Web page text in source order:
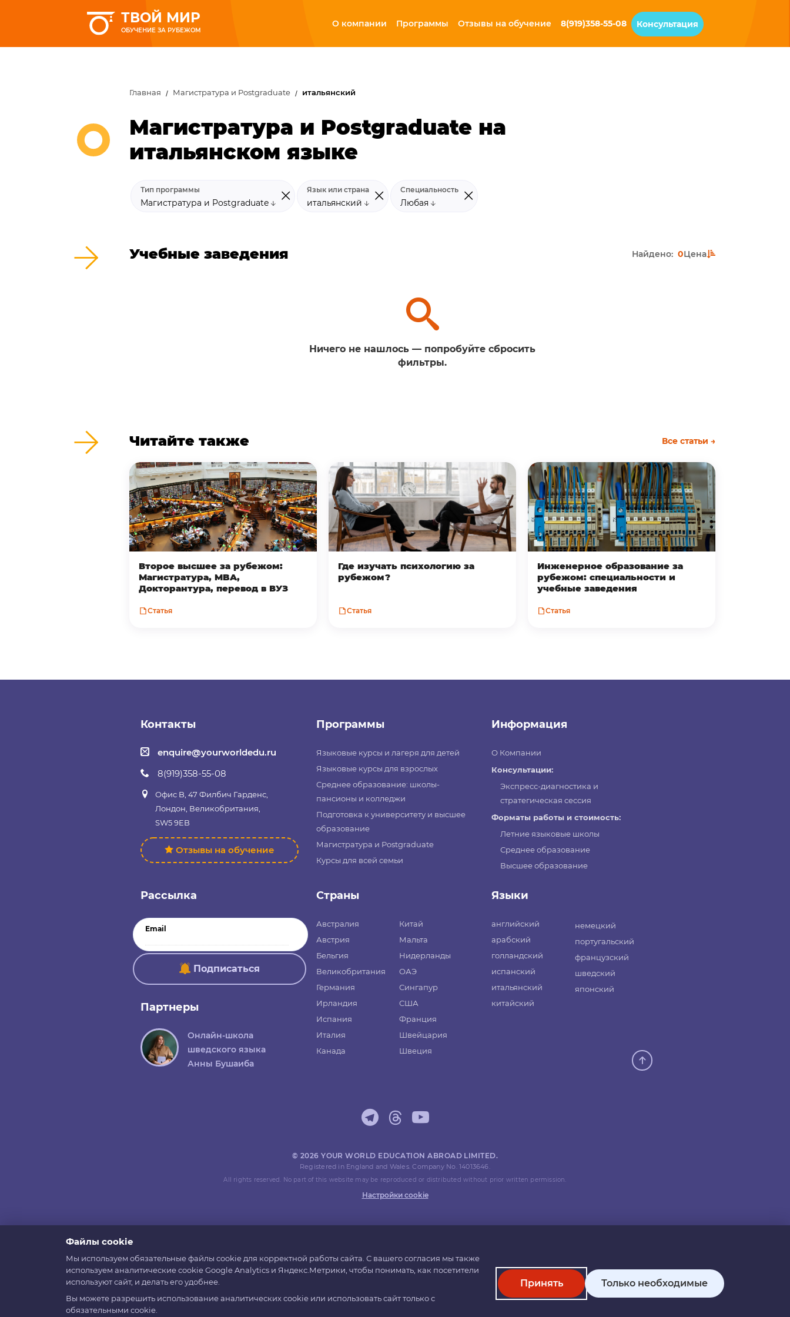
ТВОЙ МИР
ОБУЧЕНИЕ ЗА РУБЕЖОМ
О компании Программы Отзывы на обучение 8(919)358-55-08 Консультация
Главная Магистратура и Postgraduate итальянский
Магистратура и Postgraduate на
итальянском языке
Тип программы
Магистратура и Postgraduate
Язык или страна
итальянский
Специальность
Любая
Учебные заведения Найдено: 0Цена
Ничего не нашлось — попробуйте сбросить
фильтры.
Читайте также Все статьи →
Второе высшее за рубежом:
Магистратура, MBA,
Докторантура, перевод в ВУЗ
Статья
Где изучать психологию за
рубежом?
Статья
Инженерное образование за
рубежом: специальности и
учебные заведения
Статья
Контакты
enquire@yourworldedu.ru
8(919)358-55-08
Офис B, 47 Филбич Гарденс,
Лондон, Великобритания,
SW5 9EB
Отзывы на обучение
Программы
Языковые курсы и лагеря для детей
Языковые курсы для взрослых
Среднее образование: школы-
пансионы и колледжи
Подготовка к университету и высшее
образование
Магистратура и Postgraduate
Курсы для всей семьи
Информация
О Компании
Консультации:
Экспресс-диагностика и
стратегическая сессия
Форматы работы и стоимость:
Летние языковые школы
Среднее образование
Высшее образование
Рассылка
Email
Подписаться
Партнеры
Онлайн-школа
шведского языка
Анны Бушаиба
Страны
Австралия
Австрия
Бельгия
Великобритания
Германия
Ирландия
Испания
Италия
Канада
Китай
Мальта
Нидерланды
ОАЭ
Сингапур
США
Франция
Швейцария
Швеция
Языки
английский
арабский
голландский
испанский
итальянский
китайский
немецкий
португальский
французский
шведский
японский
© 2026 YOUR WORLD EDUCATION ABROAD LIMITED.
Registered in England and Wales. Company No. 14013646.
All rights reserved. No part of this website may be reproduced or distributed without prior written permission.
Настройки cookie
Файлы cookie
Мы используем обязательные файлы cookie для корректной работы сайта. С вашего согласия мы также
используем аналитические cookie Google Analytics и Яндекс.Метрики, чтобы понимать, как посетители
используют сайт, и делать его удобнее.
Вы можете разрешить использование аналитических cookie или использовать сайт только с
обязательными cookie.
Принять Только необходимые